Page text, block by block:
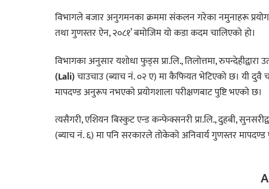
विभागले बजार अनुगमनका क्रममा संकलन गरेका नमुनाहरू
तथा गुणस्तर ऐन, २०८१’ बमोजिम यो कडा कदम चालिएको हो।
विभागका अनुसार यशोधा फुड्स प्रा.लि., तिलोत्तमा, रुपन्देहीद्वारा
(Lali)चाउचाउ (ब्याच नं. ०२ ए) मा कैफियत भेटिएको छ। यी दुवै
मापदण्ड अनुरूप नभएको प्रयोगशाला परीक्षणबाट पुष्टि भएको छ।
त्यसैगरी, एशियन बिस्कुट एन्ड कन्फेक्सनरी प्रा.लि., दुहबी,
(ब्याच नं. ६) मा पनि सरकारले तोकेको अनिवार्य गुणस्तर